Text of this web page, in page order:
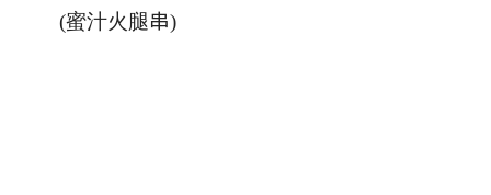
(蜜汁火腿串)